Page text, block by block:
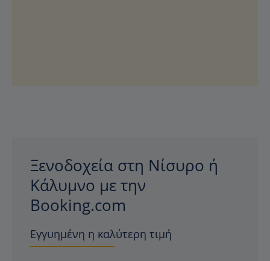
Ξενοδοχεία στη Νίσυρο ή
Κάλυμνο με την
Booking.com
Εγγυημένη η καλύτερη τιμή